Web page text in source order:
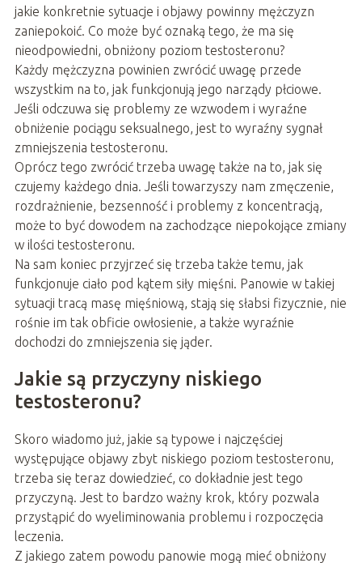
jakie konkretnie sytuacje i objawy powinny mężczyzn
zaniepokoić. Co może być oznaką tego, że ma się
nieodpowiedni, obniżony poziom testosteronu?
Każdy mężczyzna powinien zwrócić uwagę przede
wszystkim na to, jak funkcjonują jego narządy płciowe.
Jeśli odczuwa się problemy ze wzwodem i wyraźne
obniżenie pociągu seksualnego, jest to wyraźny sygnał
zmniejszenia testosteronu.
Oprócz tego zwrócić trzeba uwagę także na to, jak się
czujemy każdego dnia. Jeśli towarzyszy nam zmęczenie,
rozdrażnienie, bezsenność i problemy z koncentracją,
może to być dowodem na zachodzące niepokojące zmiany
w ilości testosteronu.
Na sam koniec przyjrzeć się trzeba także temu, jak
funkcjonuje ciało pod kątem siły mięśni. Panowie w takiej
sytuacji tracą masę mięśniową, stają się słabsi fizycznie, nie
rośnie im tak obficie owłosienie, a także wyraźnie
dochodzi do zmniejszenia się jąder.
Jakie są przyczyny niskiego
testosteronu?
Skoro wiadomo już, jakie są typowe i najczęściej
występujące objawy zbyt niskiego poziom testosteronu,
trzeba się teraz dowiedzieć, co dokładnie jest tego
przyczyną. Jest to bardzo ważny krok, który pozwala
przystąpić do wyeliminowania problemu i rozpoczęcia
leczenia.
Z jakiego zatem powodu panowie mogą mieć obniżony